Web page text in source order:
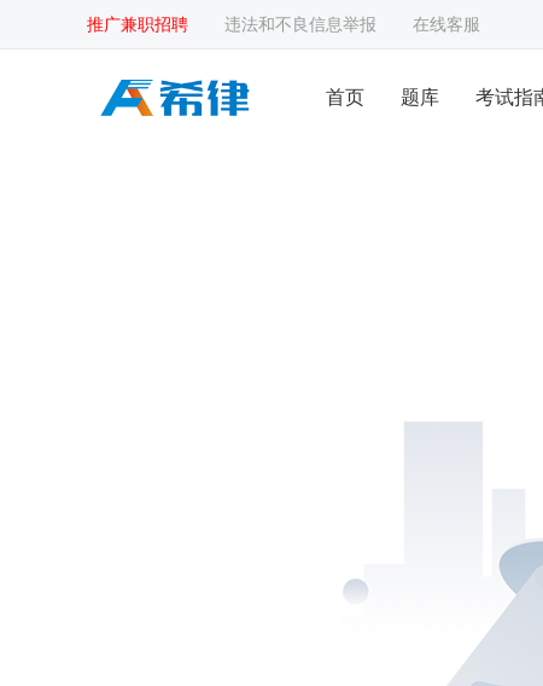
推广兼职招聘 违法和不良信息举报 在线客服
首页 题库 考试指